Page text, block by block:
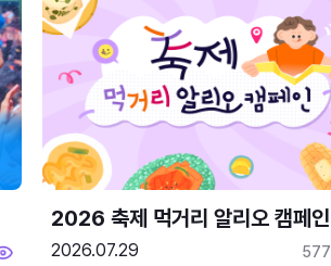
2026 축제 먹거리 알리오 캠페인
2026.07.29 577